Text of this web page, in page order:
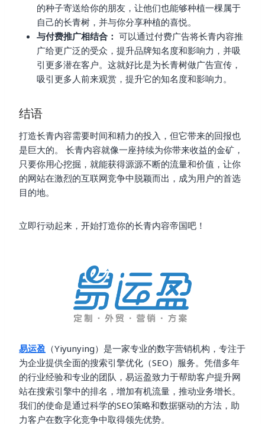
的种子寄送给你的朋友，让他们也能够种植一棵属于
自己的长青树，并与你分享种植的喜悦。
与付费推广相结合： 可以通过付费广告将长青内容推
广给更广泛的受众，提升品牌知名度和影响力，并吸
引更多潜在客户。这就好比是为长青树做广告宣传，
吸引更多人前来观赏，提升它的知名度和影响力。
结语
打造长青内容需要时间和精力的投入，但它带来的回报也
是巨大的。 长青内容就像一座持续为你带来收益的金矿，
只要你用心挖掘，就能获得源源不断的流量和价值，让你
的网站在激烈的互联网竞争中脱颖而出，成为用户的首选
目的地。
立即行动起来，开始打造你的长青内容帝国吧！
易运盈 （Yiyunying）是一家专业的数字营销机构，专注于
为企业提供全面的搜索引擎优化（SEO）服务。凭借多年
的行业经验和专业的团队，易运盈致力于帮助客户提升网
站在搜索引擎中的排名，增加有机流量，推动业务增长。
我们的使命是通过科学的SEO策略和数据驱动的方法，助
力客户在数字化竞争中取得领先优势。